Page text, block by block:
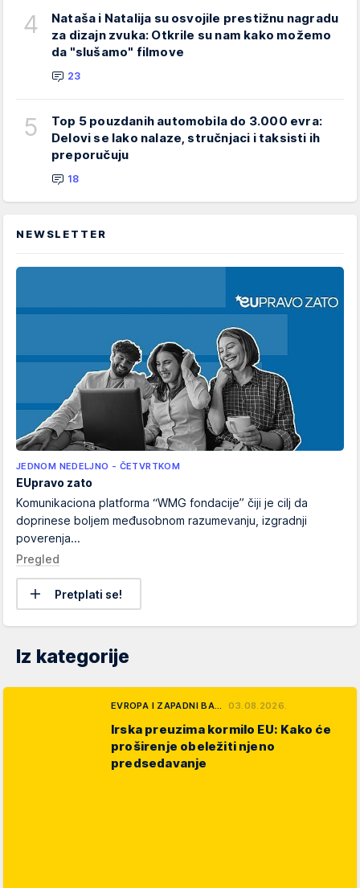
4
Nataša i Natalija su osvojile prestižnu nagradu
za dizajn zvuka: Otkrile su nam kako možemo
da "slušamo" filmove
23
5
Top 5 pouzdanih automobila do 3.000 evra:
Delovi se lako nalaze, stručnjaci i taksisti ih
preporučuju
18
NEWSLETTER
JEDNOM NEDELJNO - ČETVRTKOM
EUpravo zato
Komunikaciona platforma “WMG fondacije” čiji je cilj da
doprinese boljem međusobnom razumevanju, izgradnji
poverenja...
Pregled
Pretplati se!
Iz kategorije
EVROPA I ZAPADNI BA… 03.08.2026.
Irska preuzima kormilo EU: Kako će
proširenje obeležiti njeno
predsedavanje